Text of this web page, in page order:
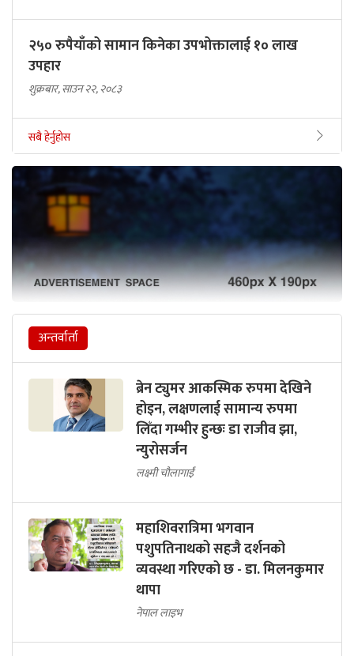
२५० रुपैयाँको सामान किनेका उपभोक्तालाई १० लाख
उपहार
शुक्रबार, साउन २२, २०८३
सबै हेर्नुहोस
अन्तर्वार्ता
ब्रेन ट्युमर आकस्मिक रुपमा देखिने
होइन, लक्षणलाई सामान्य रुपमा
लिँदा गम्भीर हुन्छः डा राजीव झा,
न्युरोसर्जन
लक्ष्मी चौलागाईं
महाशिवरात्रिमा भगवान
पशुपतिनाथको सहजै दर्शनको
व्यवस्था गरिएको छ - डा. मिलनकुमार
थापा
नेपाल लाइभ